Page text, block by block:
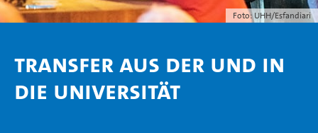
Transfer aus der und in
die Universität
Foto: UHH/Esfandiari